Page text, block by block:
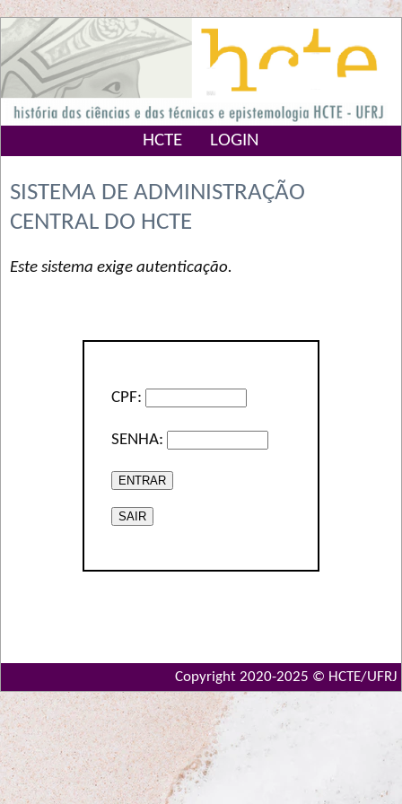
HCTE LOGIN
SISTEMA DE ADMINISTRAÇÃO
CENTRAL DO HCTE
Este sistema exige autenticação.
CPF:
SENHA:
Copyright 2020-2025 © HCTE/UFRJ